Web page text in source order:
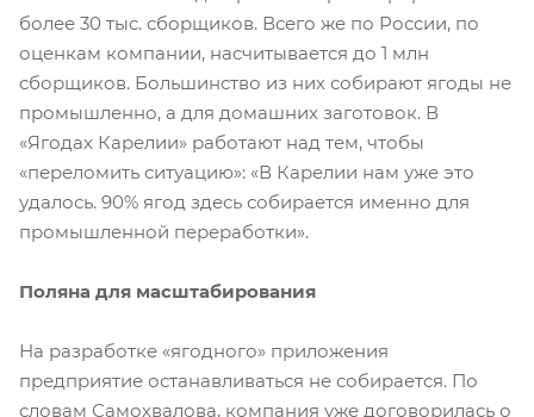
более 30 тыс. сборщиков. Всего же по России, по
оценкам компании, насчитывается до 1 млн
сборщиков. Большинство из них собирают ягоды не
промышленно, а для домашних заготовок. В
«Ягодах Карелии» работают над тем, чтобы
«переломить ситуацию»: «В Карелии нам уже это
удалось. 90% ягод здесь собирается именно для
промышленной переработки».
Поляна для масштабирования
На разработке «ягодного» приложения
предприятие останавливаться не собирается. По
словам Самохвалова, компания уже договорилась о